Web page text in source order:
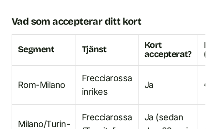
Vad som accepterar ditt kort
Segment Tjänst
Kort
accepterat?
Rom-Milano
Frecciarossa
inrikes
Ja
Milano/Turin-
Frecciarossa
Ja (sedan